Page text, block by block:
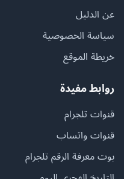
عن الدليل
سياسة الخصوصية
خريطة الموقع
روابط مفيدة
قنوات تلجرام
قنوات واتساب
بوت معرفة الرقم تلجرام